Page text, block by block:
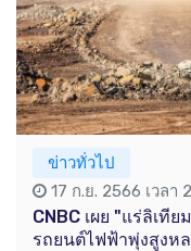
ข่าวทั่วไป
17 ก.ย. 2566 เวลา
CNBC เผย "แร่ลิเที
รถยนต์ไฟฟ้าพุ่งสูงห